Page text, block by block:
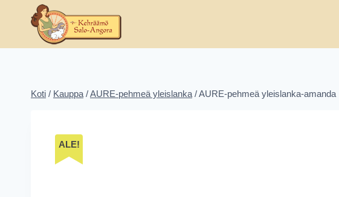
sisältöön
Koti / Kauppa /AURE-pehmeä yleislanka /AURE-pehmeä yleislanka-amanda
ALE!